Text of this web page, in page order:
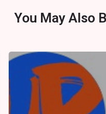
You May Also